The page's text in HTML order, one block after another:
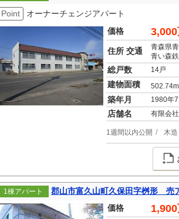
Point
オーナーチェンジアパート
価格
3,000
住所 交通
青森県
青い森
総戸数 14戸
建物面積 502.74m
築年月 1980年
店舗名 有限会
1週間以内公開 木造
1棟アパート
郡山市富久山町久保田字桝形 売
価格
1,900